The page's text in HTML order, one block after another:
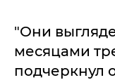
"Они
месяцами
подчеркнул